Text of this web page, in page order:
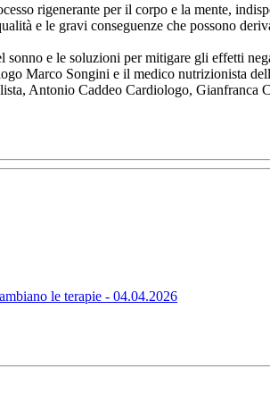
rigenerante per il corpo e la mente,
e le gravi conseguenze che possono
e le soluzioni per mitigare gli effetti
Marco Songini e il medico nutrizionista
Antonio Caddeo Cardiologo,
le terapie - 04.04.2026